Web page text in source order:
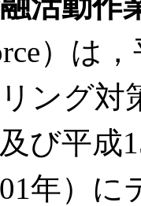
）は
ング対
び平成
年）